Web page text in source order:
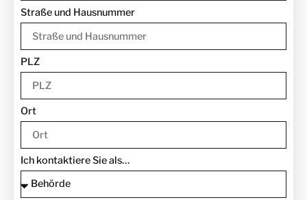
Straße und Hausnummer
PLZ
Ort
Ich kontaktiere Sie als…